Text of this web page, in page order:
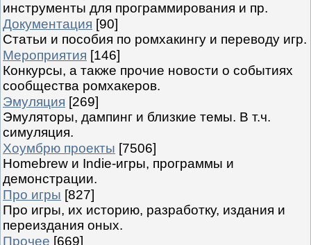
инструменты для программирования и пр.
Документация [90]
Статьи и пособия по ромхакингу и переводу игр.
Мероприятия [146]
Конкурсы, а также прочие новости о событиях
сообщества ромхакеров.
Эмуляция [269]
Эмуляторы, дампинг и близкие темы. В т.ч.
симуляция.
Хоумбрю проекты [7506]
Homebrew и Indie-игры, программы и
демонстрации.
Про игры [827]
Про игры, их историю, разработку, издания и
переиздания оных.
Прочее [669]